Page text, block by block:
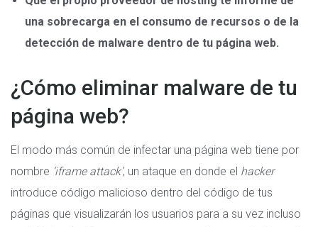
una sobrecarga en el consumo de recursos o de la
detección de malware dentro de tu página web.
¿Cómo eliminar malware de tu
página web?
El modo más común de infectar una página web tiene por
nombre ‘iframe attack’, un ataque en donde el hacker
introduce código malicioso dentro del código de tus
páginas que visualizarán los usuarios para a su vez incluso